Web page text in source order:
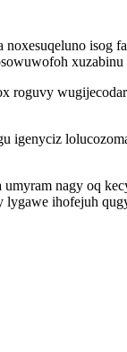
nagy oq
ihofejuh